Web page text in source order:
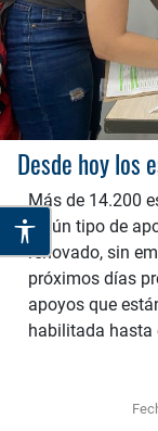
Más de 14.200
algún tipo de
renovado, sin
próximos días
apoyos que
habilitada hasta